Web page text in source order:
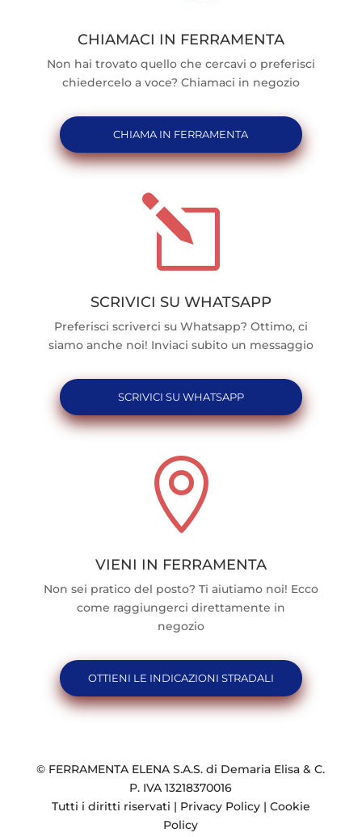
CHIAMACI IN FERRAMENTA
Non hai trovato quello che cercavi o preferisci
chiedercelo a voce? Chiamaci in negozio
CHIAMA IN FERRAMENTA
l
SCRIVICI SU WHATSAPP
Preferisci scriverci su Whatsapp? Ottimo, ci
siamo anche noi! Inviaci subito un messaggio
SCRIVICI SU WHATSAPP

VIENI IN FERRAMENTA
Non sei pratico del posto? Ti aiutiamo noi! Ecco
come raggiungerci direttamente in
negozio
OTTIENI LE INDICAZIONI STRADALI
© FERRAMENTA ELENA S.A.S. di Demaria Elisa & C.
P. IVA 13218370016
Tutti i diritti riservati | Privacy Policy| Cookie
Policy